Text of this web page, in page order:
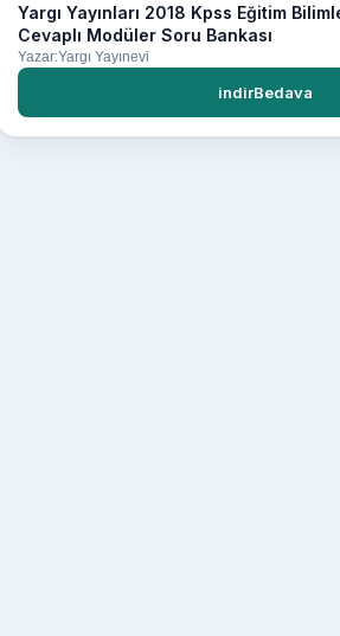
Yargı Yayınları 2018 Kpss Eğitim
Cevaplı Modüler Soru Bankası
Yazar:Yargı Yayınevi
indirBedava